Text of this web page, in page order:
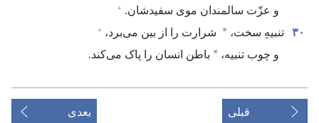
و عزّت سالمندان موی سفیدشان.‏ +
۳۰ تنبیهِ سخت،‏ * شرارت را از بین می‌برد،‏ +
و چوب تنبیه،‏ * باطن انسان را پاک می‌کند.‏
قبلی بعدی